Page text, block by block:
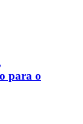
para o